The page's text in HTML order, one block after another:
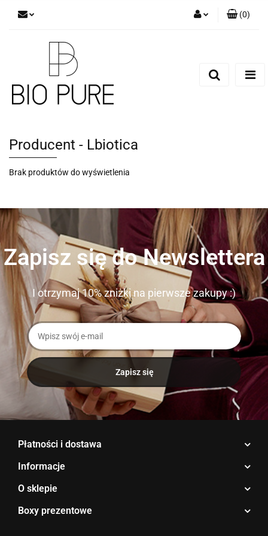
(0)
Producent - Lbiotica
Brak produktów do wyświetlenia
Zapisz się do Newslettera
I otrzymaj 10% zniżki na pierwsze zakupy :)
Płatności i dostawa
Informacje
O sklepie
Boxy prezentowe